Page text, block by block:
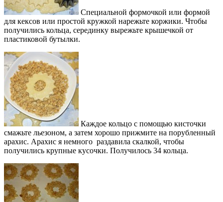
Специальной формочкой или формой
для кексов или простой кружкой нарежьте коржики. Чтобы
получились кольца, серединку вырежьте крышечкой от
пластиковой бутылки.
Каждое кольцо с помощью кисточки
смажьте льезоном, а затем хорошо прижмите на порубленный
арахис. Арахис я немного раздавила скалкой, чтобы
получились крупные кусочки. Получилось 34 кольца.